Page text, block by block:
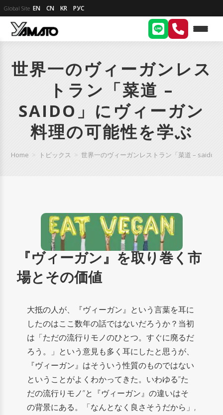
Global Site EN CN KR РУС
世界一のヴィーガンレス
トラン「菜道 –
SAIDO」にヴィーガン
料理の可能性を学ぶ
Home > トピックス > 世界一のヴィーガンレストラン「菜道 – saido
『ヴィーガン』を取り巻く市
場とその価値
大抵の人が、
『ヴィーガン』という言葉を耳に
したのはここ数年の話ではないだろうか？ 当初
は「ただの流行りモノのひとつ。すぐに廃るだ
ろう。」という意見も多く耳にしたと思うが、
『ヴィーガン』はそういう性質のものではない
ということがよくわかってきた。いわゆる”た
だの流行りモノ”と『ヴィーガン』の違いはそ
の背景にある。「なんとなく良さそうだから」,